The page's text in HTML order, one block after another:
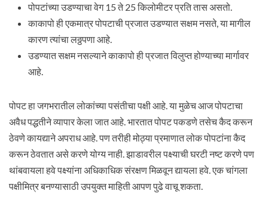
पोपटांच्या उडण्याचा वेग 15 ते 25 किलोमीटर प्रति तास असतो.
काकापो ही एकमात्र पोपटाची प्रजात उडण्यात सक्षम नसते, या मागील
कारण त्यांचा लठ्ठपणा आहे.
उडण्यात सक्षम नसल्याने काकापो ही प्रजात विलुप्त होण्याच्या मार्गावर
आहे.
पोपट हा जगभरातील लोकांच्या पसंतीचा पक्षी आहे. या मुळेच आज पोपटाचा
अवैध पद्धतीने व्यापार केला जात आहे. भारतात पोपट पकडणे तसेच कैद करून
ठेवणे कायद्याने अपराध आहे. पण तरीही मोठ्या प्रमाणात लोक पोपटांना कैद
करून ठेवतात असे करणे योग्य नाही. झाडावरील पक्ष्याची घरटी नष्ट करणे पण
थांबवायला हवे पक्ष्यांना अधिकाधिक संरक्षण मिळवून द्यायला हवे. एक चांगला
पक्षीमित्र बनण्यासाठी उपयुक्त माहिती आपण पुढे वाचू शकता.